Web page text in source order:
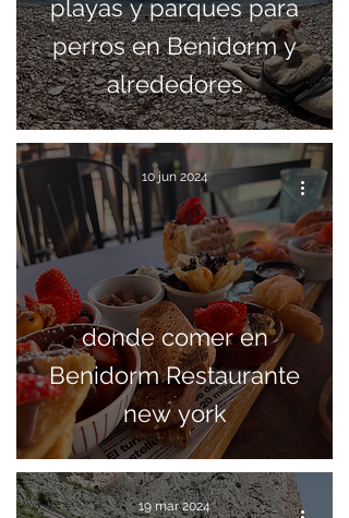
playas y parques para
perros en Benidorm y
alrededores
donde comer en
Benidorm Restaurante
new york
10 jun 2024
19 mar 2024